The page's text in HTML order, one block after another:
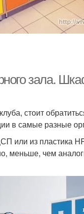
зала.
стоит
в самые разные
или из пластика
чем